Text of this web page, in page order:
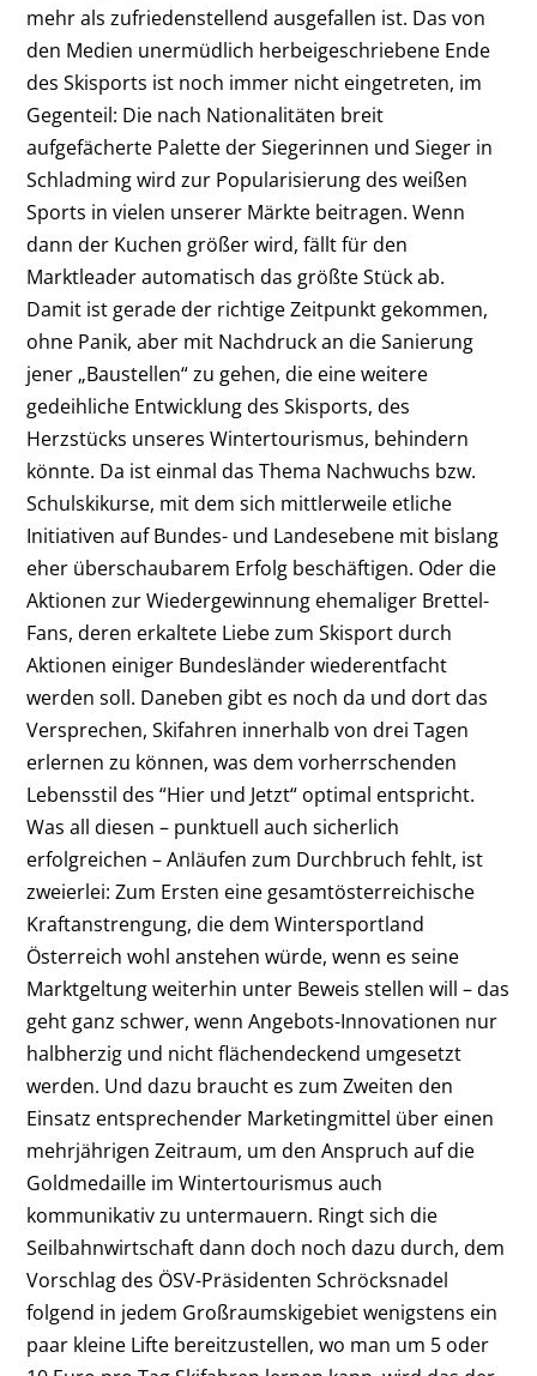
mehr als zufriedenstellend ausgefallen ist. Das von
den Medien unermüdlich herbeigeschriebene Ende
des Skisports ist noch immer nicht eingetreten, im
Gegenteil: Die nach Nationalitäten breit
aufgefächerte Palette der Siegerinnen und Sieger in
Schladming wird zur Popularisierung des weißen
Sports in vielen unserer Märkte beitragen. Wenn
dann der Kuchen größer wird, fällt für den
Marktleader automatisch das größte Stück ab.
Damit ist gerade der richtige Zeitpunkt gekommen,
ohne Panik, aber mit Nachdruck an die Sanierung
jener „Baustellen“ zu gehen, die eine weitere
gedeihliche Entwicklung des Skisports, des
Herzstücks unseres Wintertourismus, behindern
könnte. Da ist einmal das Thema Nachwuchs bzw.
Schulskikurse, mit dem sich mittlerweile etliche
Initiativen auf Bundes- und Landesebene mit bislang
eher überschaubarem Erfolg beschäftigen. Oder die
Aktionen zur Wiedergewinnung ehemaliger Brettel-
Fans, deren erkaltete Liebe zum Skisport durch
Aktionen einiger Bundesländer wiederentfacht
werden soll. Daneben gibt es noch da und dort das
Versprechen, Skifahren innerhalb von drei Tagen
erlernen zu können, was dem vorherrschenden
Lebensstil des “Hier und Jetzt“ optimal entspricht.
Was all diesen – punktuell auch sicherlich
erfolgreichen – Anläufen zum Durchbruch fehlt, ist
zweierlei: Zum Ersten eine gesamtösterreichische
Kraftanstrengung, die dem Wintersportland
Österreich wohl anstehen würde, wenn es seine
Marktgeltung weiterhin unter Beweis stellen will – das
geht ganz schwer, wenn Angebots-Innovationen nur
halbherzig und nicht flächendeckend umgesetzt
werden. Und dazu braucht es zum Zweiten den
Einsatz entsprechender Marketingmittel über einen
mehrjährigen Zeitraum, um den Anspruch auf die
Goldmedaille im Wintertourismus auch
kommunikativ zu untermauern. Ringt sich die
Seilbahnwirtschaft dann doch noch dazu durch, dem
Vorschlag des ÖSV-Präsidenten Schröcksnadel
folgend in jedem Großraumskigebiet wenigstens ein
paar kleine Lifte bereitzustellen, wo man um 5 oder